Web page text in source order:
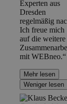
Experten aus
Dresden
regelmäßig
Ich freue mich
auf die weitere
mit WEBneo.“
Mehr lesen
Weniger lesen